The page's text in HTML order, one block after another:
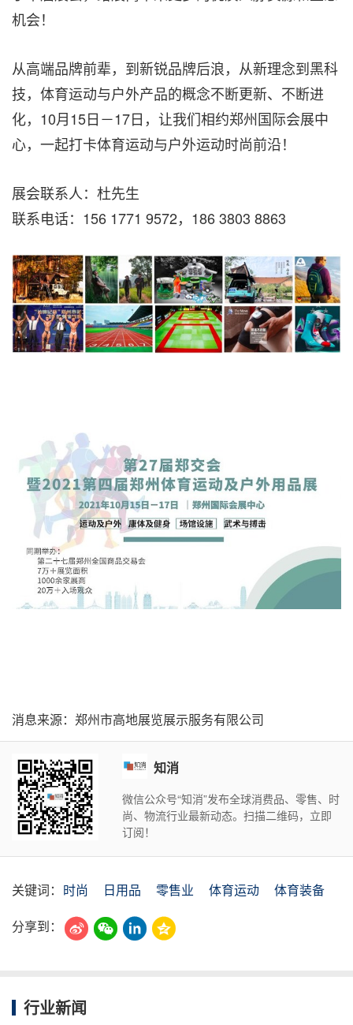
机会！
从高端品牌前辈，到新锐品牌后浪，从新理念到黑科
技，体育运动与户外产品的概念不断更新、不断进
化，10月15日－17日，让我们相约郑州国际会展中
心，一起打卡体育运动与户外运动时尚前沿！
展会联系人：杜先生
联系电话：156 1771 9572，186 3803 8863
消息来源：郑州市高地展览展示服务有限公司
知消
微信公众号“知消”发布全球消费品、零售、时
尚、物流行业最新动态。扫描二维码，立即
订阅！
关键词： 时尚 日用品 零售业 体育运动
体育装备
分享到：
行业新闻